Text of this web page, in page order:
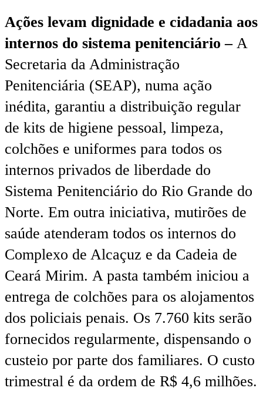
Ações levam dignidade e cidadania aos
internos do sistema penitenciário – A
Secretaria da Administração
Penitenciária (SEAP), numa ação
inédita, garantiu a distribuição regular
de kits de higiene pessoal, limpeza,
colchões e uniformes para todos os
internos privados de liberdade do
Sistema Penitenciário do Rio Grande do
Norte. Em outra iniciativa, mutirões de
saúde atenderam todos os internos do
Complexo de Alcaçuz e da Cadeia de
Ceará Mirim. A pasta também iniciou a
entrega de colchões para os alojamentos
dos policiais penais. Os 7.760 kits serão
fornecidos regularmente, dispensando o
custeio por parte dos familiares. O custo
trimestral é da ordem de R$ 4,6 milhões.